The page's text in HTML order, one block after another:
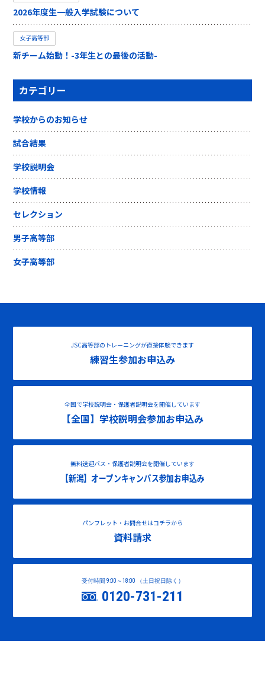
2026年度生一般入学試験について
女子高等部
新チーム始動！-3年生との最後の活動-
カテゴリー
学校からのお知らせ
試合結果
学校説明会
学校情報
セレクション
男子高等部
女子高等部
JSC高等部のトレーニングが直接体験できます
練習生参加お申込み
全国で学校説明会・保護者説明会を開催しています
【全国】学校説明会参加お申込み
無料送迎バス・保護者説明会を開催しています
【新潟】オープンキャンパス参加お申込み
パンフレット・お問合せはコチラから
資料請求
受付時間 9:00～18:00 （土日祝日除く）
0120-731-211